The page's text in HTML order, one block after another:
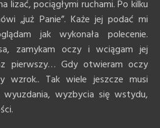
lizać, pociągłymi ruchami. Po kilku
„już Panie”. Każe jej podać mi
jak wykonała polecenie.
zamykam oczy i wciągam jej
pierwszy… Gdy otwieram oczy
wzrok.. Tak wiele jeszcze musi
wyzbycia się wstydu,